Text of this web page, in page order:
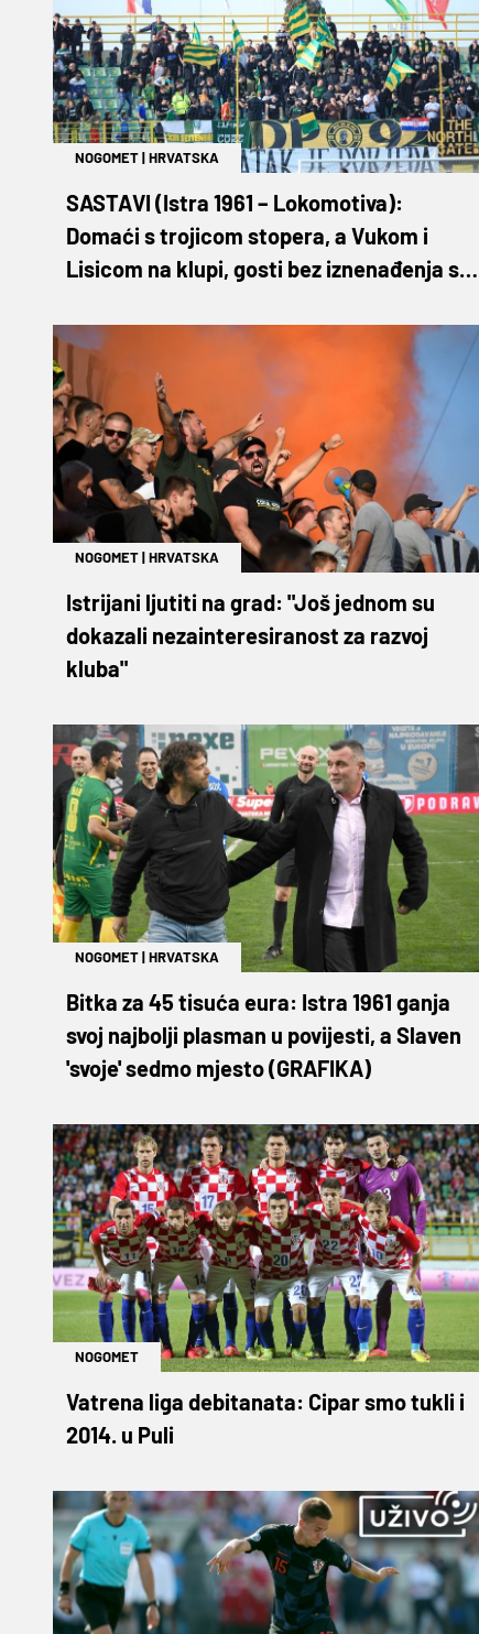
NOGOMET|HRVATSKA
SASTAVI (Istra 1961 – Lokomotiva):
Domaći s trojicom stopera, a Vukom i
Lisicom na klupi, gosti bez iznenađenja s
NOGOMET|HRVATSKA
Istrijani ljutiti na grad: "Još jednom su
dokazali nezainteresiranost za razvoj
kluba"
NOGOMET|HRVATSKA
Bitka za 45 tisuća eura: Istra 1961 ganja
svoj najbolji plasman u povijesti, a Slaven
'svoje' sedmo mjesto (GRAFIKA)
NOGOMET
Vatrena liga debitanata: Cipar smo tukli i
2014. u Puli